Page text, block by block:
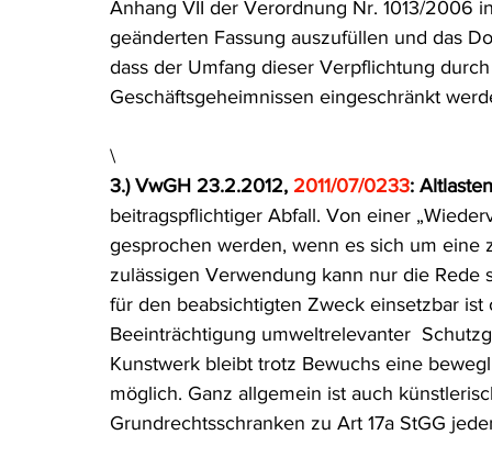
Anhang VII der Verordnung Nr. 1013/
geänderten Fassung auszufüllen und das
dass der Umfang dieser Verpflichtung
Geschäftsgeheimnissen eingeschränkt
\
3.) VwGH 23.2.2012, 2011/07/0233:
beitragspflichtiger Abfall. Von einer
gesprochen werden, wenn es sich um
zulässigen Verwendung kann nur die
für den beabsichtigten Zweck einsetzbar
Beeinträchtigung umweltrelevanter
Kunstwerk bleibt trotz Bewuchs eine
möglich. Ganz allgemein ist auch
Grundrechtsschranken zu Art 17a StGG